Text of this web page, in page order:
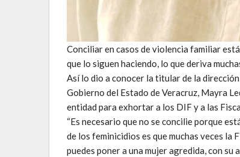
Conciliar en casos de violencia familiar
que lo siguen haciendo, lo que deriva
Así lo dio a conocer la titular de la
Gobierno del Estado de Veracruz, Mayra
entidad para exhortar a los DIF y a las
“Es necesario que no se concilie porque
de los feminicidios es que muchas veces la
puedes poner a una mujer agredida, con su